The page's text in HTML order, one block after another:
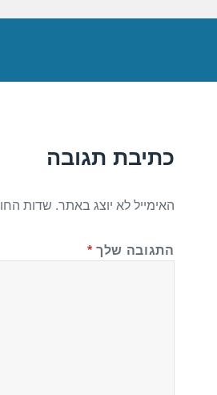
כתיבת תגובה
האימייל לא יוצג באתר. שדות
התגובה שלך *